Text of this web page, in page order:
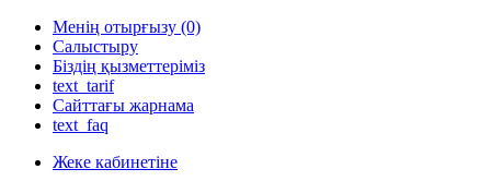
Менің отырғызу (0)
Салыстыру
Біздің қызметтеріміз
text_tarif
Сайттағы жарнама
text_faq
Жеке кабинетіне